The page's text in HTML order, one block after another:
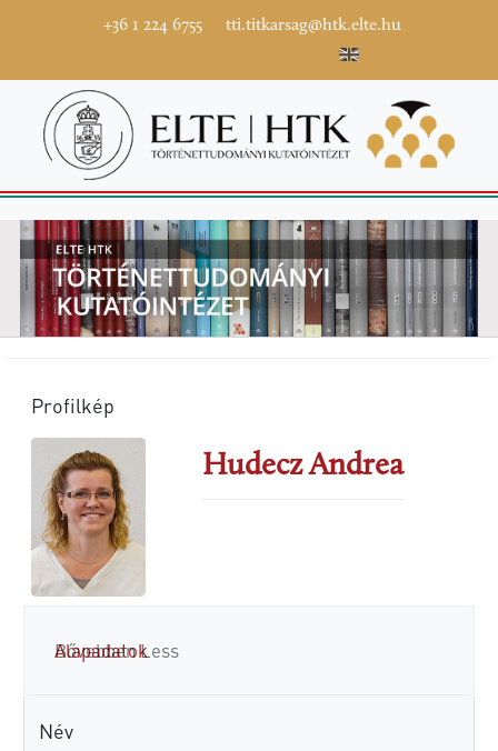
+36 1 224 6755 tti.titkarsag@htk.elte.hu
Profilkép
Hudecz Andrea
Alapadatok
BővebbenLess
Név